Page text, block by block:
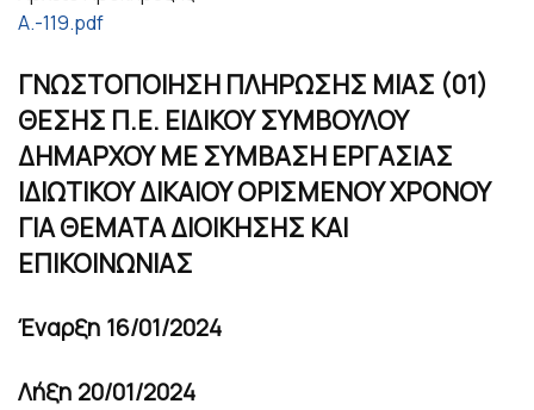
Α.-119.pdf
ΓΝΩΣΤΟΠΟΙΗΣΗ ΠΛΗΡΩΣΗΣ ΜΙΑΣ (01)
ΘΕΣΗΣ Π.Ε. ΕΙΔΙΚΟΥ ΣΥΜΒΟΥΛΟΥ
ΔΗΜΑΡΧΟΥ ΜΕ ΣΥΜΒΑΣΗ ΕΡΓΑΣΙΑΣ
ΙΔΙΩΤΙΚΟΥ ΔΙΚΑΙΟΥ ΟΡΙΣΜΕΝΟΥ ΧΡΟΝΟΥ
ΓΙΑ ΘΕΜΑΤΑ ΔΙΟΙΚΗΣΗΣ ΚΑΙ
ΕΠΙΚΟΙΝΩΝΙΑΣ
Έναρξη 16/01/2024
Λήξη 20/01/2024